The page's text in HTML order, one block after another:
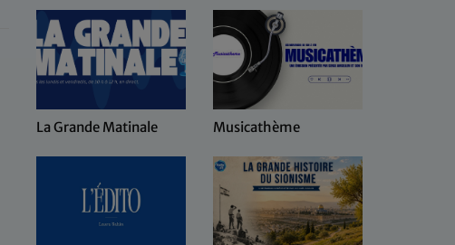
La Grande Matinale Musicathème